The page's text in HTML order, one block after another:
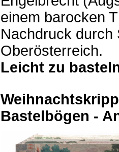
einem barocken
Nachdruck durch
Oberösterreich.
Leicht zu
Bastelbögen -